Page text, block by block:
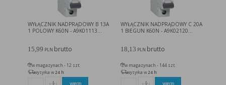
WYŁĄCZNIK NADPRĄDOWY B 13A
1 POLOWY K60N - A9K01113...
15,99 PLN brutto
w magazynach - 12 szt.
wysyłka w 24 h
WYŁĄCZNIK NADPRĄDOWY C 20A
1 BIEGUN K60N - A9K02120...
18,13 PLN brutto
w magazynach - 144 szt.
wysyłka w 24 h